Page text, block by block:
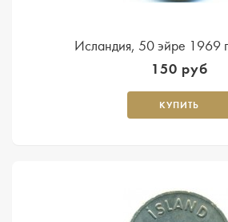
Исландия, 50 эйре 1969
150 руб
КУПИТЬ